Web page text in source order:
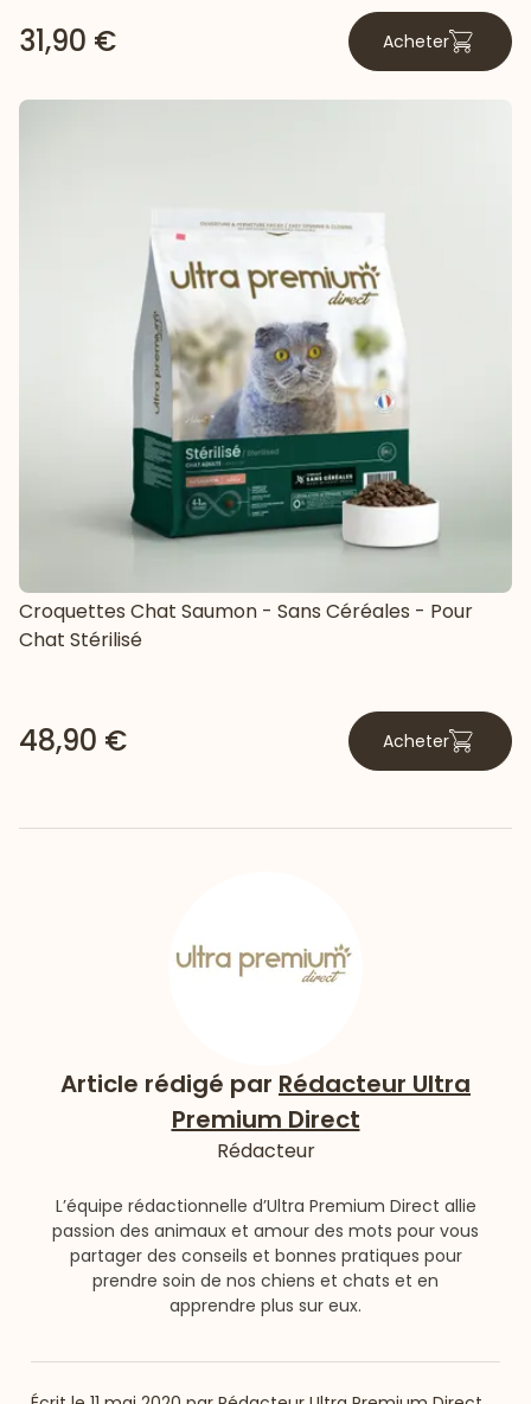
31,90 € Acheter
Croquettes Chat Saumon - Sans Céréales - Pour
Chat Stérilisé
48,90 € Acheter
Article rédigé par Rédacteur Ultra
Premium Direct
Rédacteur
L’équipe rédactionnelle d’Ultra Premium Direct allie
passion des animaux et amour des mots pour vous
partager des conseils et bonnes pratiques pour
prendre soin de nos chiens et chats et en
apprendre plus sur eux.